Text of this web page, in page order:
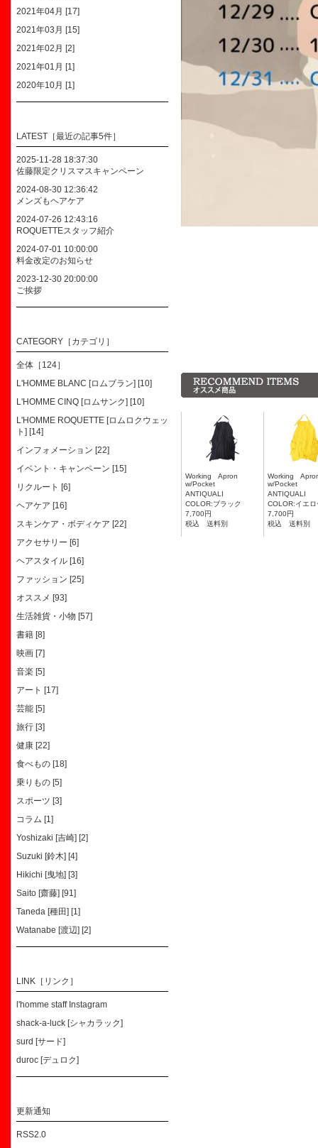
Working Apron
w/Pocket
ANTIQUALI
COLOR:ブラック
7,700円
税込 送料別
Working
w/Pocket
ANTIQUALI
COLOR:イエロ
7,700円
税込 送料別
2021年04月 [17]
2021年03月 [15]
2021年02月 [2]
2021年01月 [1]
2020年10月 [1]
LATEST［最近の記事5件］
2025-11-28 18:37:30
佐藤限定クリスマスキャンペーン
2024-08-30 12:36:42
メンズもヘアケア
2024-07-26 12:43:16
ROQUETTEスタッフ紹介
2024-07-01 10:00:00
料金改定のお知らせ
2023-12-30 20:00:00
ご挨拶
CATEGORY［カテゴリ］
全体［124］
L'HOMME BLANC [ロムブラン] [10]
L'HOMME CINQ [ロムサンク] [10]
L'HOMME ROQUETTE [ロムロクウェッ
ト] [14]
インフォメーション [22]
イベント・キャンペーン [15]
リクルート [6]
ヘアケア [16]
スキンケア・ボディケア [22]
アクセサリー [6]
ヘアスタイル [16]
ファッション [25]
オススメ [93]
生活雑貨・小物 [57]
書籍 [8]
映画 [7]
音楽 [5]
アート [17]
芸能 [5]
旅行 [3]
健康 [22]
食べもの [18]
乗りもの [5]
スポーツ [3]
コラム [1]
Yoshizaki [吉崎] [2]
Suzuki [鈴木] [4]
Hikichi [曳地] [3]
Saito [齋藤] [91]
Taneda [種田] [1]
Watanabe [渡辺] [2]
LINK［リンク］
l'homme staff Instagram
shack-a-luck [シャカラック]
surd [サード]
duroc [デュロク]
更新通知
RSS2.0